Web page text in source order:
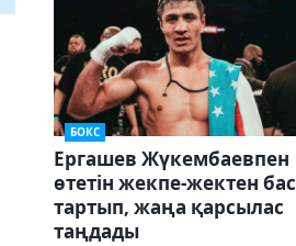
БОКС
Ергашев Жүкембаевпен
өтетін жекпе-жектен бас
тартып, жаңа қарсылас
таңдады